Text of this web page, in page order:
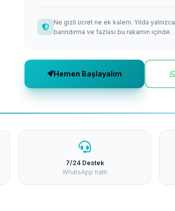
Ne gizli ücret ne ek kalem. Yılda yalnızca
barındırma ve fazlası bu rakamın içinde.
Hemen Başlayalım
7/24 Destek
WhatsApp hattı